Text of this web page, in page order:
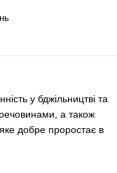
у бджільництві та
а також
яке добре проростає в